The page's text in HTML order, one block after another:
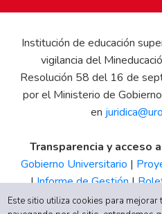
Institución de educación
vigilancia del
Resolución 58 del 16 de
por el Ministerio de
en
Transparencia y acceso
Gobierno Universitario |
|Informe de Gestión|
Tributario|Estados
Este sitio utiliza cookies para